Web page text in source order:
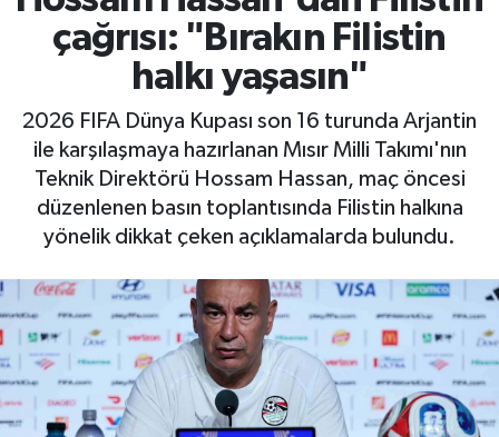
çağrısı: "Bırakın Filistin
halkı yaşasın"
2026 FIFA Dünya Kupası son 16 turunda Arjantin
ile karşılaşmaya hazırlanan Mısır Milli Takımı'nın
Teknik Direktörü Hossam Hassan, maç öncesi
düzenlenen basın toplantısında Filistin halkına
yönelik dikkat çeken açıklamalarda bulundu.
Lojistik
Otovitrin
Asayiş
Magazin
Gayrimenkul
Spor
Eğitim
Son Dakika Haberleri
Haber Arşivi